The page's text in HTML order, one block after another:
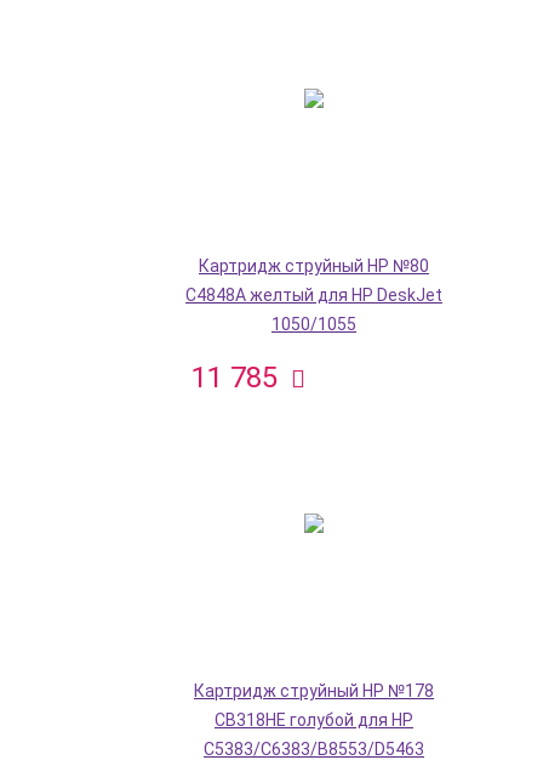
Картридж струйный HP №80
C4848A желтый для HP DeskJet
1050/1055
11 785
Картридж струйный HP №178
CB318HE голубой для HP
C5383/C6383/B8553/D5463